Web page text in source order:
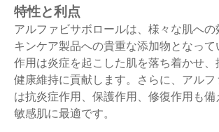
特性と利点
アルファビサボロールは、様々な肌へ
キンケア製品への貴重な添加物となっ
作用は炎症を起こした肌を落ち着かせ
健康維持に貢献します。さらに、アル
は抗炎症作用、保護作用、修復作用も備
敏感肌に最適です。